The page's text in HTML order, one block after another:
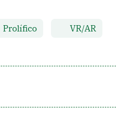
Prolífico VR/AR